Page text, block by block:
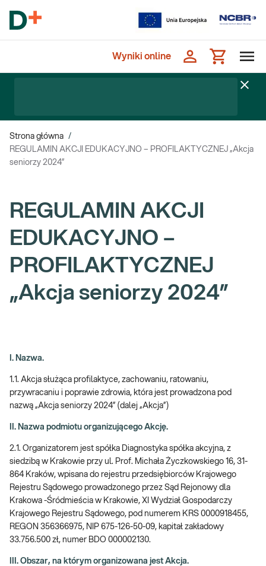
Wyniki online
Strona główna /
REGULAMIN AKCJI EDUKACYJNO – PROFILAKTYCZNEJ „Akcja
seniorzy 2024”
REGULAMIN AKCJI
EDUKACYJNO –
PROFILAKTYCZNEJ
„Akcja seniorzy 2024”
I. Nazwa.
1.1. Akcja służąca profilaktyce, zachowaniu, ratowaniu,
przywracaniu i poprawie zdrowia, która jest prowadzona pod
nazwą „Akcja seniorzy 2024” (dalej „Akcja”)
II. Nazwa podmiotu organizującego Akcję.
2.1. Organizatorem jest spółka Diagnostyka spółka akcyjna, z
siedzibą w Krakowie przy ul. Prof. Michała Życzkowskiego 16, 31-
864 Kraków, wpisana do rejestru przedsiębiorców Krajowego
Rejestru Sądowego prowadzonego przez Sąd Rejonowy dla
Krakowa -Śródmieścia w Krakowie, XI Wydział Gospodarczy
Krajowego Rejestru Sądowego, pod numerem KRS 0000918455,
REGON 356366975, NIP 675-126-50-09, kapitał zakładowy
33.756.500 zł, numer BDO 000002130.
III. Obszar, na którym organizowana jest Akcja.